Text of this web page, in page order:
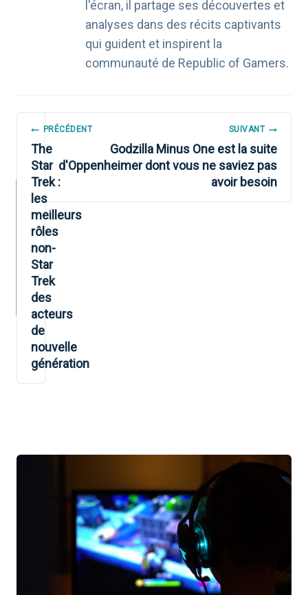
l'écran, il partage ses découvertes et
analyses dans des récits captivants
qui guident et inspirent la
communauté de Republic of Gamers.
NAVIGATION
DE
L’ARTICLE
PRÉCÉDENT
The
Star
Trek :
les
meilleurs
rôles
non-
Star
Trek
des
acteurs
de
nouvelle
génération
SUIVANT
Godzilla Minus One est la suite
d'Oppenheimer dont vous ne saviez pas
avoir besoin